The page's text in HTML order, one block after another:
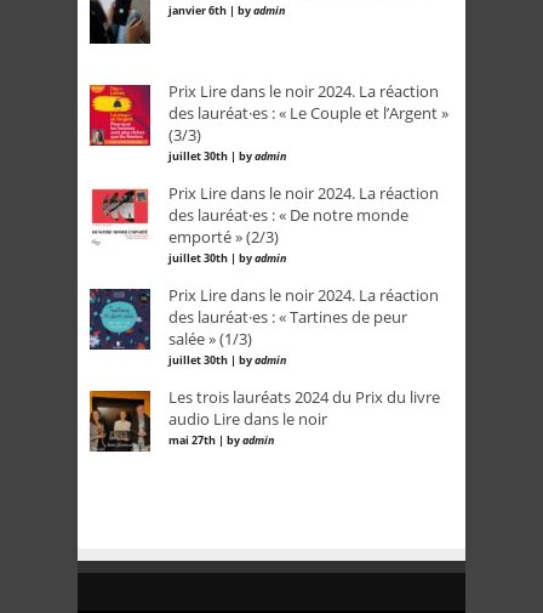
janvier 6th | byadmin
Prix Lire dans le noir 2024. La réaction
des lauréat·es : « Le Couple et l’Argent »
(3/3)
juillet 30th | byadmin
Prix Lire dans le noir 2024. La réaction
des lauréat·es : « De notre monde
emporté » (2/3)
juillet 30th | byadmin
Prix Lire dans le noir 2024. La réaction
des lauréat·es : « Tartines de peur
salée » (1/3)
juillet 30th | byadmin
Les trois lauréats 2024 du Prix du livre
audio Lire dans le noir
mai 27th | byadmin